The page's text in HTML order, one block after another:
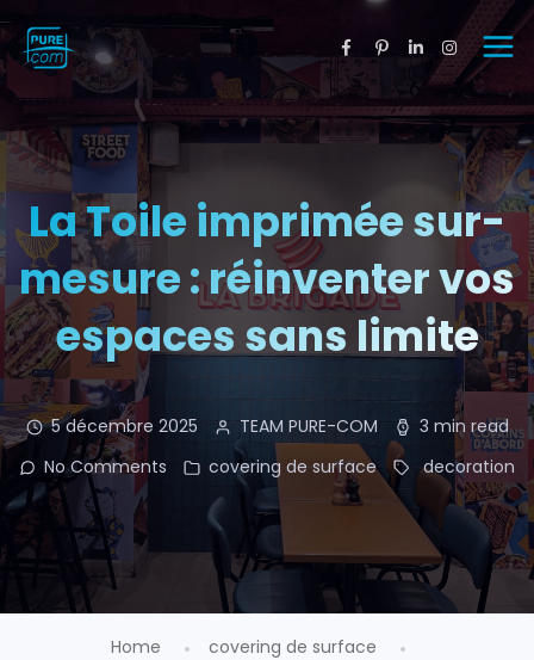
La Toile imprimée sur-
mesure : réinventer vos
espaces sans limite
5 décembre 2025 TEAM PURE-COM
3 min read
No Comments
covering de surface decoration
Home
covering de surface